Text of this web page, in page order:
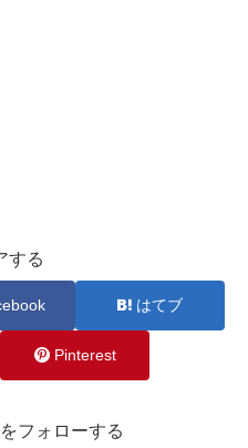
する
はてブ
Pinterest
フォローする